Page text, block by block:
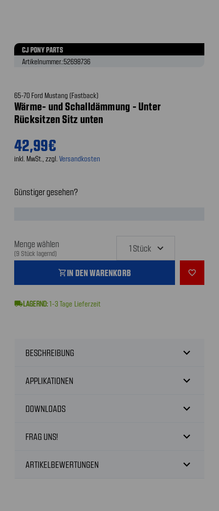
CJ PONY PARTS
Artikelnummer.:52698736
65-70 Ford Mustang (Fastback)
Wärme- und Schalldämmung - Unter
Rücksitzen Sitz unten
42,99€
inkl. MwSt., zzgl. Versandkosten
Günstiger gesehen?
Menge wählen
(9 Stück lagernd)
shopping_cartIN DEN WARENKORB favorite_outline
local_shipping 1-3 Tage Lieferzeit
BESCHREIBUNG expand_more
APPLIKATIONEN expand_more
DOWNLOADS expand_more
FRAG UNS! expand_more
ARTIKELBEWERTUNGEN expand_more